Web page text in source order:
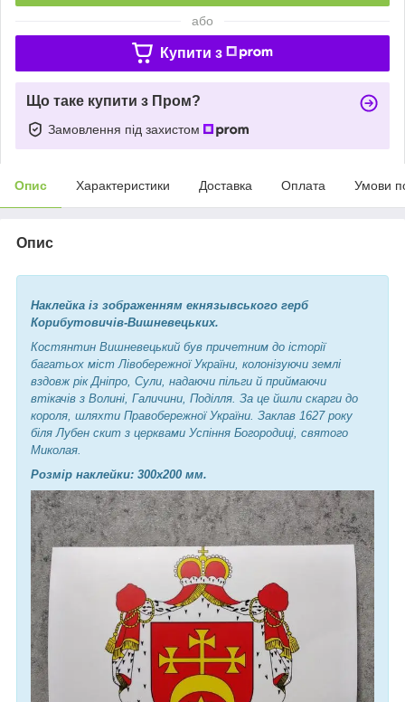
або
Купити з
Що таке купити з Пром?
Замовлення під захистом
Опис Характеристики Доставка Оплата Умови
Опис
Наклейка із зображенням екнязывського герб
Корибутовичів-Вишневецьких.
Костянтин Вишневецький був причетним до історії
багатьох міст Лівобережної України, колонізуючи землі
вздовж рік Дніпро, Сули, надаючи пільги й приймаючи
втікачів з Волині, Галичини, Поділля. За це йшли скарги до
короля, шляхти Правобережної України. Заклав 1627 року
біля Лубен скит з церквами Успіння Богородиці, святого
Миколая.
Розмір наклейки: 300х200 мм.